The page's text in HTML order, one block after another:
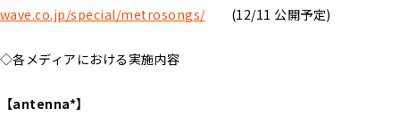
wave.co.jp/special/metrosongs/(12/11 公開予定)
◇各メディアにおける実施内容
【antenna*】